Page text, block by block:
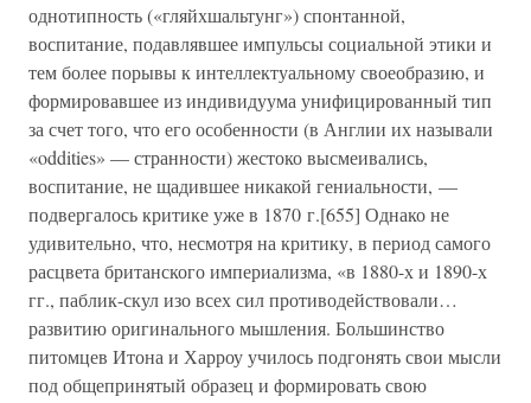
однотипность («гляйхшальтунг») спонтанной,
воспитание, подавлявшее импульсы социальной этики и
тем более порывы к интеллектуальному своеобразию, и
формировавшее из индивидуума унифицированный тип
за счет того, что его особенности (в Англии их называли
«oddities» — странности) жестоко высмеивались,
воспитание, не щадившее никакой гениальности, —
подвергалось критике уже в 1870 г.[655] Однако не
удивительно, что, несмотря на критику, в период самого
расцвета британского империализма, «в 1880-х и 1890-х
гг., паблик-скул изо всех сил противодействовали…
развитию оригинального мышления. Большинство
питомцев Итона и Харроу училось подгонять свои мысли
под общепринятый образец и формировать свою